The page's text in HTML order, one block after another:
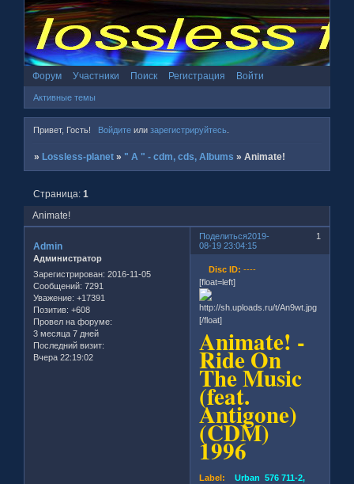
Форум Участники Поиск Регистрация Войти
Активные темы
Привет, Гость! Войдитеили зарегистрируйтесь.
» Lossless-planet » " A " - cdm, cds, Albums »Animate!
Animate!
Страница:1
Поделиться 1
2019-
08-19 23:04:15
Admin
Администратор
Зарегистрирован: 2016-11-05
Сообщений: 7291
Уважение: +17391
Позитив: +608
Провел на форуме:
3 месяца 7 дней
Последний визит:
Вчера 22:19:02
Disc ID: ----
[float=left]
[/float]
Animate! -
Ride On
The Music
(feat.
Antigone)
(CDM)
1996
Label: Urban 576 711-2,